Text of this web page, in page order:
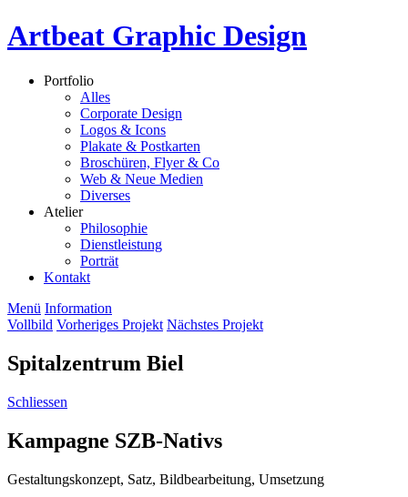
Artbeat Graphic Design
Portfolio
Alles
Corporate Design
Logos & Icons
Plakate & Postkarten
Broschüren, Flyer & Co
Web & Neue Medien
Diverses
Atelier
Philosophie
Dienstleistung
Porträt
Kontakt
Menü Information
Vollbild Vorheriges Projekt Nächstes Projekt
Spitalzentrum Biel
Schliessen
Kampagne SZB-Nativs
Gestaltungskonzept, Satz, Bildbearbeitung, Umsetzung